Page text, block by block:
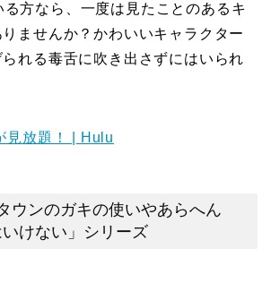
方なら、一度は見たことのあるキ
ませんか？かわいいキャラクター
れる毒舌に吹き出さずにはいられ
見放題！ | Hulu
ンのガキの使いやあらへん
けない」シリーズ